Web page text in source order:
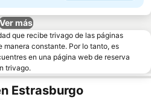
más
que recibe trivago de las páginas
manera constante. Por lo tanto, es
en una página web de reserva
trivago.
Estrasburgo